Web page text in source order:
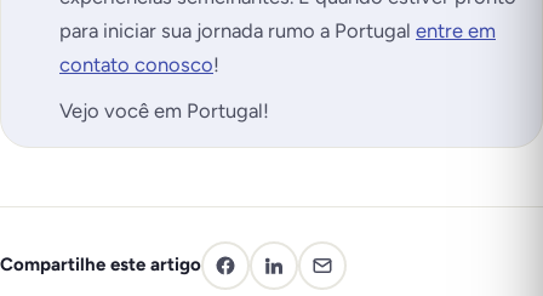
para iniciar sua jornada rumo a Portugal entre em
contato conosco!
Vejo você em Portugal!
Compartilhe este artigo